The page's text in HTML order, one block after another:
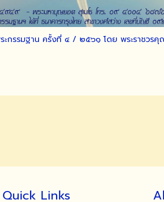
ะกรรมฐาน ครั้งที่ ๔ / ๒๕๖๑ โดย พระราชว
Quick Links